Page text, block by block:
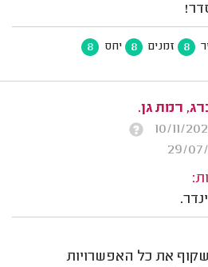
8 זמנים 8 יחס 8
רמת גן.
שקוף את כל האפשרויות